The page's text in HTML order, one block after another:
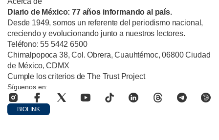
Diario de México: 77 años informando al país.
Desde 1949, somos un referente del periodismo nacional,
creciendo y evolucionando junto a nuestros lectores.
Teléfono: 55 5442 6500
Chimalpopoca 38, Col. Obrera, Cuauhtémoc, 06800 Ciudad
de México, CDMX
Cumple los criterios de The Trust Project
Síguenos en:
BIOLINK